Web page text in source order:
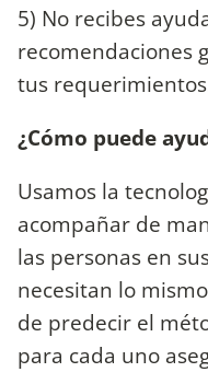
5) No recibes
recomendaciones
tus
¿Cómo puede
Usamos la
acompañar de
las personas en
necesitan lo
de predecir el
para cada uno